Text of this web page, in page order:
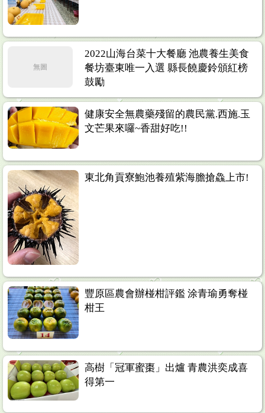
無圖
2022山海台菜十大餐廳 池農養生美食
餐坊臺東唯一入選 縣長饒慶鈴頒紅榜
鼓勵
健康安全無農藥殘留的農民黨.西施.玉
文芒果來囉~香甜好吃!!
東北角貢寮鮑池養殖紫海膽搶鱻上市!
豐原區農會辦椪柑評鑑 涂青瑜勇奪椪
柑王
高樹「冠軍蜜棗」出爐 青農洪奕成喜
得第一